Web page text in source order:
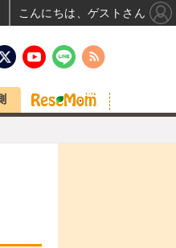
こんにちは、ゲストさん